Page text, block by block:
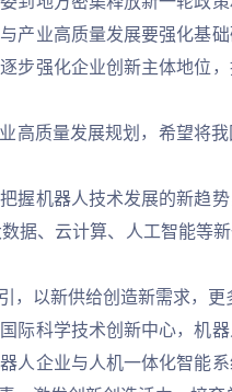
产业高质量发展要强化基
步强化企业创新主体地位，
质量发展规划，希望将我
机器人技术发展的新趋势
据、云计算、人工智能等
以新供给创造新需求，更
科学技术创新中心，机器
人企业与人机一体化智能